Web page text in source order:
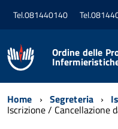
Tel.081440140
Ordine delle
Home Segreteria
Iscrizione / Cancellazione